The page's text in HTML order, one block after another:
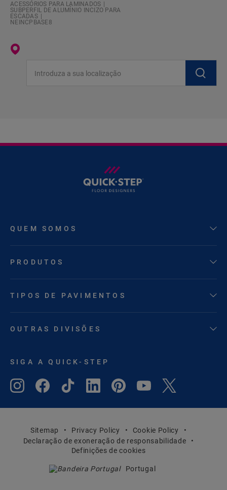
ACESSÓRIOS PARA LAMINADOS
SUBPERFIL DE ALUMÍNIO INCIZO PARA
ESCADAS
NEINCPBASE8
QUEM SOMOS
PRODUTOS
TIPOS DE PAVIMENTOS
OUTRAS DIVISÕES
SIGA A QUICK-STEP
Sitemap Privacy Policy
Cookie Policy
Declaração de exoneração de responsabilidade
Definições de cookies
Portugal